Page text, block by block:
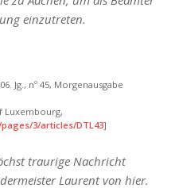
einzutreten.
Jg., nº 45, Morgenausgabe
Luxembourg,
3/articles/DTL43]
traurige Nachricht
Laurent von hier.